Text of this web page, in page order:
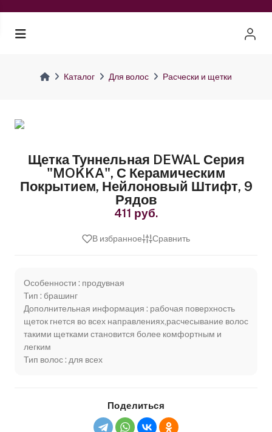
Каталог Для волос Расчески и щетки
Щетка Туннельная DEWAL Серия
"MOKKA", С Керамическим
Покрытием, Нейлоновый Штифт, 9
Рядов
411 руб.
В избранное Сравнить
Особенности : продувная
Тип : брашинг
Дополнительная информация : рабочая поверхность
щеток гнется во всех направлениях,расчесывание волос
такими щетками становится более комфортным и
легким
Тип волос : для всех
Поделиться